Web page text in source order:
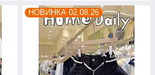
НОВИНКА 02.08.26